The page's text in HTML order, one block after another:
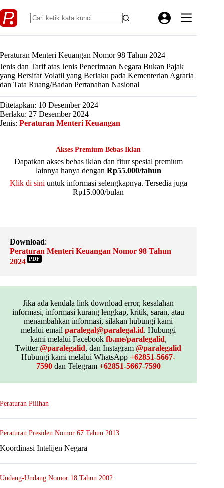
to
content
Peraturan Menteri Keuangan Nomor 98 Tahun 2024
Jenis dan Tarif atas Jenis Penerimaan Negara Bukan Pajak
yang Bersifat Volatil yang Berlaku pada Kementerian Agraria
dan Tata Ruang/Badan Pertanahan Nasional
Ditetapkan: 10 Desember 2024
Berlaku: 27 Desember 2024
Jenis: Peraturan Menteri Keuangan
Akses Premium Bebas Iklan
Dapatkan akses bebas iklan dan fitur spesial premium
lainnya hanya dengan Rp55.000/tahun
Klik di sini untuk informasi selengkapnya. Tersedia juga
Rp15.000/bulan
Download:
Peraturan Menteri Keuangan Nomor 98 Tahun
2024 PDF
Jika ada kendala link download error, kesalahan
informasi, informasi kurang lengkap, kritik, saran, atau
menambahkan informasi, silakan hubungi kami
melalui emailparalegal@paralegal.id. Hubungi
kami melalui Facebook fb.me/paralegalid,
Twitter@paralegalid, dan Instagram@paralegalid
Hubungi kami melalui WhatsApp+62851-5667-
7590dan Telegram +62851-5667-7590
Peraturan Pilihan
Peraturan Presiden Nomor 67 Tahun 2013
Koordinasi Intelijen Negara
Undang-Undang Nomor 18 Tahun 2002